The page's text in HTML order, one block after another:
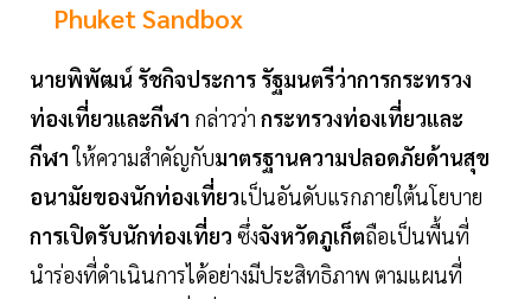
Phuket Sandbox
นายพิพัฒน์ รัชกิจประการ รัฐมนตรีว่าการกระทรวง
ท่องเที่ยวและกีฬา กล่าวว่า กระทรวงท่องเที่ยวและ
กีฬาให้ความสำคัญกับมาตรฐานความปลอดภัยด้านสุข
อนามัยของนักท่องเที่ยวเป็นอันดับแรกภายใต้นโยบาย
การเปิดรับนักท่องเที่ยว ซึ่งจังหวัดภูเก็ตถือเป็นพื้นที่
นำร่องที่ดำเนินการได้อย่างมีประสิทธิภาพ ตามแผนที่